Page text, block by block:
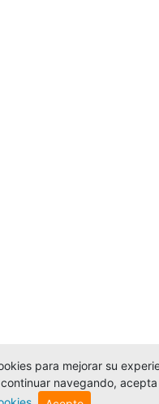
para mejorar su
navegando,